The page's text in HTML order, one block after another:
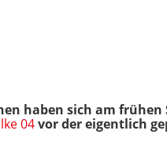
haben sich am
04vor der eigentlich